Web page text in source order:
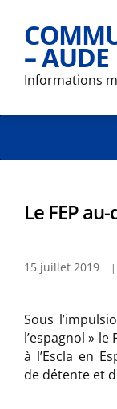
– AUDE
Informations
Le FEP
15 juillet 2019
Sous
l’espagnol » le
à l’Escla en
de détente et